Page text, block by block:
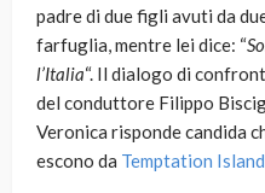
padre di due figli avuti da
farfuglia, mentre lei dice: “
l’Italia“. Il dialogo di
del conduttore Filippo
Veronica risponde candida
escono da Temptation Island